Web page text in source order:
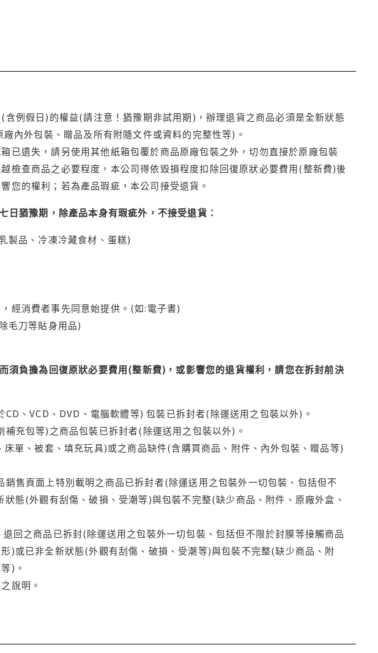
例假日)的權益(請注意！猶豫期非試用期)，辦理退貨之商品必須是全新狀態
內外包裝、贈品及所有附隨文件或資料的完整性等)。
已遺失，請另使用其他紙箱包覆於商品原廠包裝之外，切勿直接於原廠包裝
檢查商品之必要程度，本公司得依毀損程度扣除回復原狀必要費用(整新費)後
您的權利；若為產品瑕疵，本公司接受退貨。
猶豫期，除產品本身有瑕疵外，不接受退貨：
製品、冷凍冷藏食材、蛋糕)
經消費者事先同意始提供。(如:電子書)
毛刀等貼身用品)
須負擔為回復原狀必要費用(整新費)，或影響您的退貨權利，請您在拆封前決
、VCD、DVD、電腦軟體等) 包裝已拆封者(除運送用之包裝以外)。
充包等)之商品包裝已拆封者(除運送用之包裝以外)。
單、被套、填充玩具)或之商品缺件(含購買商品、附件、內外包裝、贈品等)
售頁面上特別載明之商品已拆封者(除運送用之包裝外一切包裝、包括但不
態(外觀有刮傷、破損、受潮等)與包裝不完整(缺少商品、附件、原廠外盒、
回之商品已拆封(除運送用之包裝外一切包裝、包括但不限於封膜等接觸商品
)或已非全新狀態(外觀有刮傷、破損、受潮等)與包裝不完整(缺少商品、附
)。
說明。